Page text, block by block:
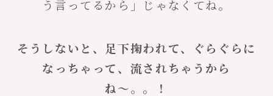
う言ってるから」じゃなくてね。
そうしないと、足下掬われて、ぐらぐらに
なっちゃって、流されちゃうから
ね〜。。！